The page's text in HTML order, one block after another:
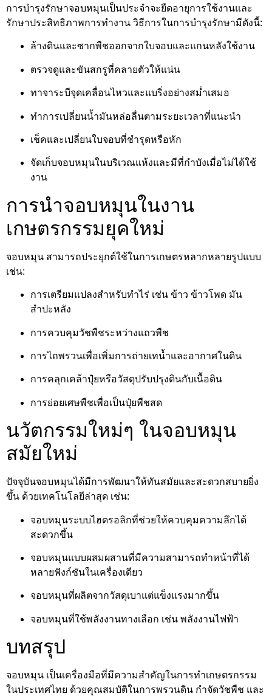
การบำรุงรักษาจอบหมุนเป็นประจำจะยืดอายุการใช้งานและ
รักษาประสิทธิภาพการทำงาน วิธีการในการบำรุงรักษามีดังนี้:
ล้างดินและซากพืชออกจากใบจอบและแกนหลังใช้งาน
ตรวจดูและขันสกรูที่คลายตัวให้แน่น
ทาจาระบีจุดเคลื่อนไหวและแบริ่งอย่างสม่ำเสมอ
ทำการเปลี่ยนน้ำมันหล่อลื่นตามระยะเวลาที่แนะนำ
เช็คและเปลี่ยนใบจอบที่ชำรุดหรือหัก
จัดเก็บจอบหมุนในบริเวณแห้งและมีที่กำบังเมื่อไม่ได้ใช้
งาน
การนำจอบหมุนในงาน
เกษตรกรรมยุคใหม่
จอบหมุน สามารถประยุกต์ใช้ในการเกษตรหลากหลายรูปแบบ
เช่น:
การเตรียมแปลงสำหรับทำไร่ เช่น ข้าว ข้าวโพด มัน
สำปะหลัง
การควบคุมวัชพืชระหว่างแถวพืช
การไถพรวนเพื่อเพิ่มการถ่ายเทน้ำและอากาศในดิน
การคลุกเคล้าปุ๋ยหรือวัสดุปรับปรุงดินกับเนื้อดิน
การย่อยเศษพืชเพื่อเป็นปุ๋ยพืชสด
นวัตกรรมใหม่ๆ ในจอบหมุน
สมัยใหม่
ปัจจุบันจอบหมุนได้มีการพัฒนาให้ทันสมัยและสะดวกสบายยิ่ง
ขึ้น ด้วยเทคโนโลยีล่าสุด เช่น:
จอบหมุนระบบไฮดรอลิกที่ช่วยให้ควบคุมความลึกได้
สะดวกขึ้น
จอบหมุนแบบผสมผสานที่มีความสามารถทำหน้าที่ได้
หลายฟังก์ชันในเครื่องเดียว
จอบหมุนที่ผลิตจากวัสดุเบาแต่แข็งแรงมากขึ้น
จอบหมุนที่ใช้พลังงานทางเลือก เช่น พลังงานไฟฟ้า
บทสรุป
จอบหมุน เป็นเครื่องมือที่มีความสำคัญในการทำเกษตรกรรม
ในประเทศไทย ด้วยคุณสมบัติในการพรวนดิน กำจัดวัชพืช และ